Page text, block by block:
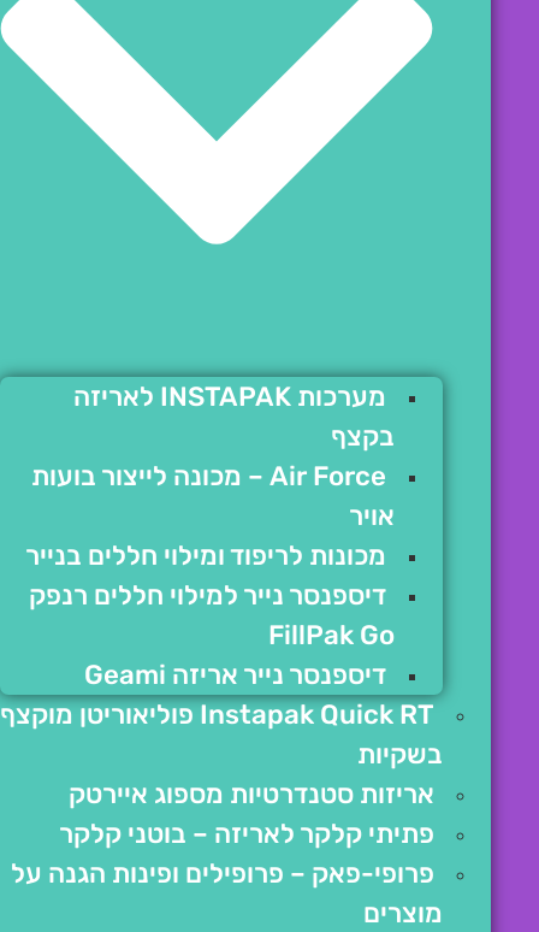
מערכות INSTAPAK לאריזה
בקצף
Air Force – מכונה לייצור בועות
אויר
מכונות לריפוד ומילוי חללים בנייר
דיספנסר נייר למילוי חללים רנפק
FillPak Go
דיספנסר נייר אריזה Geami
Instapak Quick RT פוליאוריטן מוקצף
בשקיות
אריזות סטנדרטיות מספוג איירטק
פתיתי קלקר לאריזה – בוטני קלקר
פרופי-פאק – פרופילים ופינות הגנה על
מוצרים